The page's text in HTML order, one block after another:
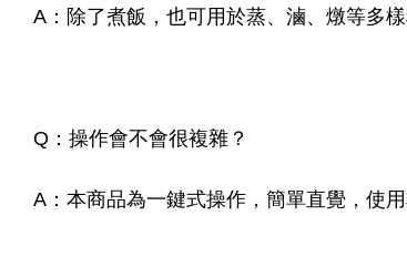
A：除了煮飯，也可用於蒸、滷、燉等多樣
Q：操作會不會很複雜？
A：本商品為一鍵式操作，簡單直覺，使用